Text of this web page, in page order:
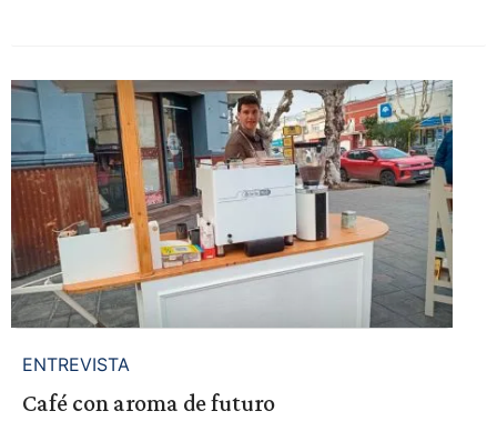
ENTREVISTA
Café con aroma de futuro